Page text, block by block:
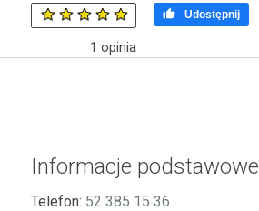
1 opinia
 Udostępnij
Informacje podstawowe
Telefon: 52 385 15 36